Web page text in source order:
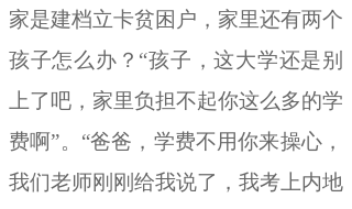
家是建档立卡贫困户 ， 家里还有两个
孩子怎么办 ？ “孩子 ，这大学还是别
上了吧，家里负担不起你这么多的学
费啊”。 “爸爸 ， 学费不用你来操心，
我们老师刚刚给我说了 ， 我考上内地